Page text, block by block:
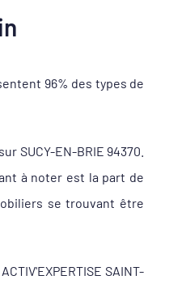
96% des types de
SUCY-EN-BRIE 94370.
à noter est la part de
se trouvant être
SAINT-